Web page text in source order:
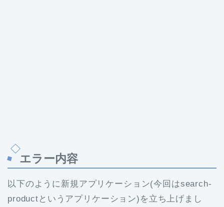
エラー内容
以下のように新規アプリケーション(今回はsearch-
productというアプリケーション)を立ち上げまし